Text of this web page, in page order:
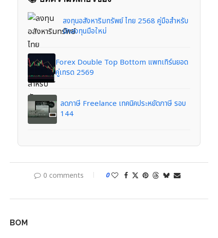
ลงทุนอสังหาริมทรัพย์ ไทย 2568 คู่มือสำหรับ
นักลงทุนมือใหม่
Forex Double Top Bottom แพทเทิร์นยอด
คู่เทรด 2569
ลดภาษี Freelance เทคนิคประหยัดภาษี รอบ
144
0 comments 0
BOM